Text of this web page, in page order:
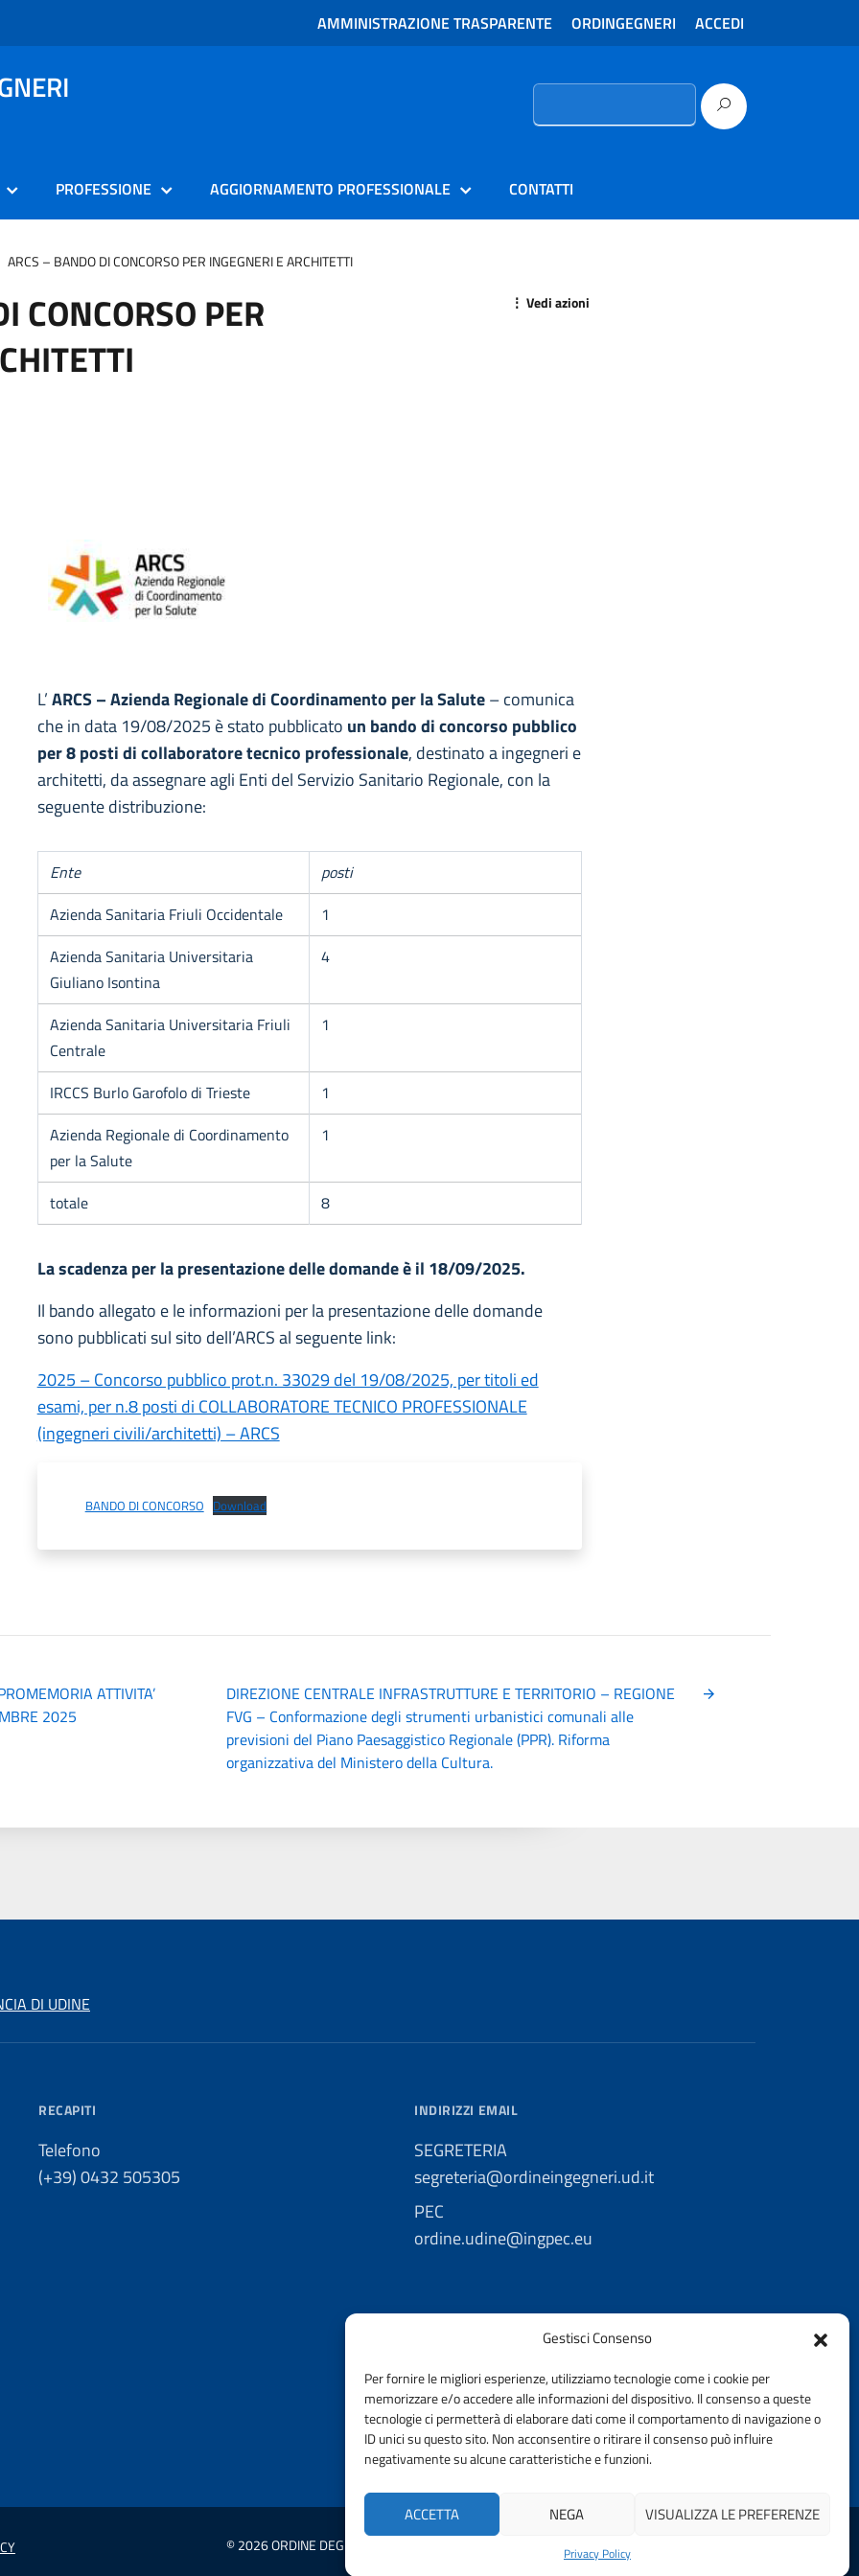
Gestisci Consenso
Per fornire le migliori esperienze, utilizziamo tecnologie come i cookie per
memorizzare e/o accedere alle informazioni del dispositivo. Il consenso a queste
tecnologie ci permetterà di elaborare dati come il comportamento di navigazione o
ID unici su questo sito. Non acconsentire o ritirare il consenso può influire
negativamente su alcune caratteristiche e funzioni.
ACCETTA NEGA VISUALIZZA LE PREFERENZE
Privacy Policy
AMMINISTRAZIONE TRASPARENTE ORDINGEGNERI ACCEDI
Ricerca
PROFESSIONE AGGIORNAMENTO PROFESSIONALE CONTATTI
ARCS – BANDO DI CONCORSO PER INGEGNERI E ARCHITETTI
CONCORSO PER
⋮ Vedi azioni
L’ARCS – Azienda Regionale di Coordinamento per la Salute– comunica
che in data 19/08/2025 è stato pubblicato un bando di concorso pubblico
per 8 posti di collaboratore tecnico professionale, destinato a ingegneri e
architetti, da assegnare agli Enti del Servizio Sanitario Regionale, con la
seguente distribuzione:
Ente
posti
Azienda Sanitaria Friuli Occidentale
1
Azienda Sanitaria Universitaria
Giuliano Isontina
4
Azienda Sanitaria Universitaria Friuli
Centrale
1
IRCCS Burlo Garofolo di Trieste
1
Azienda Regionale di Coordinamento
per la Salute
1
totale 8
La scadenza per la presentazione delle domande è il 18/09/2025.
Il bando allegato e le informazioni per la presentazione delle domande
sono pubblicati sul sito dell’ARCS al seguente link:
2025 – Concorso pubblico prot.n. 33029 del 19/08/2025, per titoli ed
esami, per n.8 posti di COLLABORATORE TECNICO PROFESSIONALE
(ingegneri civili/architetti) – ARCS
BANDO DI CONCORSO Download
ATTIVITA’
2025
DIREZIONE CENTRALE INFRASTRUTTURE E TERRITORIO – REGIONE
FVG – Conformazione degli strumenti urbanistici comunali alle
previsioni del Piano Paesaggistico Regionale (PPR). Riforma
organizzativa del Ministero della Cultura.
DI UDINE
RECAPITI
Telefono
(+39) 0432 505305
INDIRIZZI EMAIL
SEGRETERIA
segreteria@ordineingegneri.ud.it
PEC
ordine.udine@ingpec.eu
© 2026 ORDINE DEGLI INGEGNERI DELLA PROVINCIA DI UDINE | FONDAZIONE CNI